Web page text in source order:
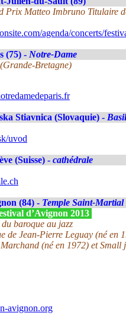
Prix Matteo Imbruno Titulaire
agenda/concerts/
(75) - Notre-Dame
Bretagne)
Stiavnica (Slovaquie) -
uvod
(Suisse) - cathédrale
(84) - Temple Saint-Martial
d’Avignon 2013
baroque au jazz
de Jean-Pierre Leguay (né en
(né en 1972) et
avignon.org